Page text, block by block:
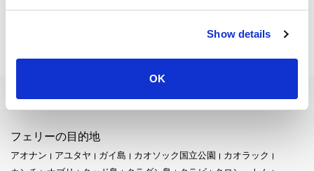
Show details
OK
の古代で魅力的な都市がその寺院と山岳の美し
それでも、スラタニの近隣にはそれぞれ独自の魅力がありま
どのビーチがあります。その他の島々と共に、熱帯の楽園の星
座を形成し、それぞれが探索されるのを待っています。
フェリーの目的地
アオナン アユタヤ ガイ島 カオソック国立公園
カオラック